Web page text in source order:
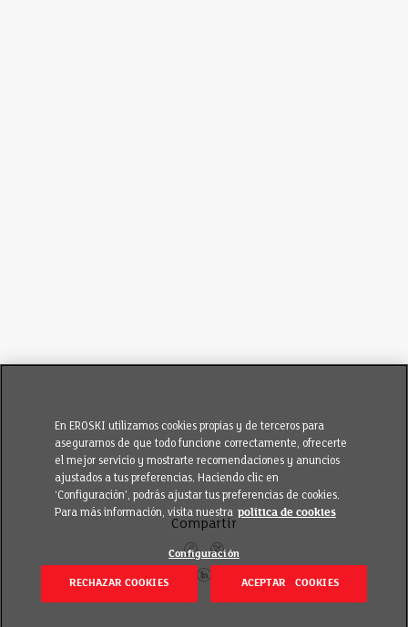
Compartir
En EROSKI utilizamos cookies propias y de terceros para
asegurarnos de que todo funcione correctamente, ofrecerte
el mejor servicio y mostrarte recomendaciones y anuncios
ajustados a tus preferencias. Haciendo clic en
‘Configuración’, podrás ajustar tus preferencias de cookies.
Para más información, visita nuestra política de cookies
Configuración
RECHAZAR COOKIES ACEPTAR COOKIES